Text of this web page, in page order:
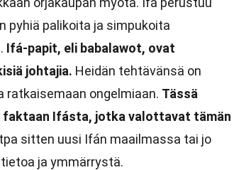
pyhiä palikoita ja simpukoita
Ifá-papit, eli babalawot, ovat
johtajia. Heidän tehtävänsä on
ongelmiaan. Tässä
Ifásta, jotka valottavat tämän
sitten uusi Ifán maailmassa tai jo
ja ymmärrystä.